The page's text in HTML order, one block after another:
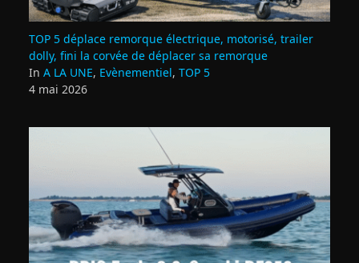
TOP 5 déplace remorque électrique, motorisé, trailer
dolly, fini la corvée de déplacer sa remorque
In A LA UNE, Evènementiel, TOP 5
4 mai 2026